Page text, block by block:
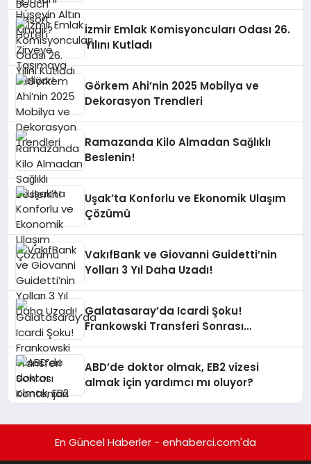
İzmir Emlak Komisyoncuları Odası 26.
Yılını Kutladı
Görkem Ahi’nin 2025 Mobilya ve
Dekorasyon Trendleri
Ramazanda Kilo Almadan Sağlıklı
Beslenin!
Uşak’ta Konforlu ve Ekonomik Ulaşım
Çözümü
VakıfBank ve Giovanni Guidetti’nin
Yolları 3 Yıl Daha Uzadı!
Galatasaray’da Icardi Şoku!
Frankowski Transferi Sonrası
ABD’de doktor olmak, EB2 vizesi
almak için yardımcı mı oluyor?
En Güncel Haberler - enhaberci.com'da